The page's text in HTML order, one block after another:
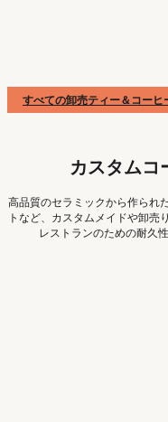
すべての卸売ティー＆コーヒ
カスタムコ
高品質のセラミックから作られ
トなど、カスタムメイドや卸売
レストランのための耐久